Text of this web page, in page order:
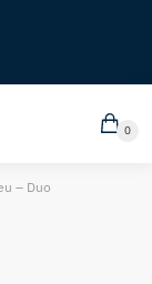
0
– Duo